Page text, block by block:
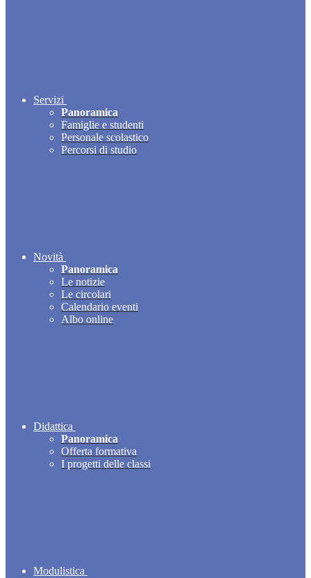
Servizi
Panoramica
Famiglie e studenti
Personale scolastico
Percorsi di studio
Novità
Panoramica
Le notizie
Le circolari
Calendario eventi
Albo online
Didattica
Panoramica
Offerta formativa
I progetti delle classi
Modulistica